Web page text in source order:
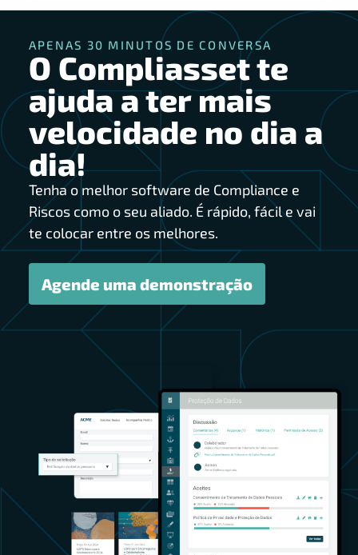
APENAS 30 MINUTOS DE CONVERSA
O Compliasset te
ajuda a ter mais
velocidade no dia a
dia!
Tenha o melhor software de Compliance e
Riscos como o seu aliado. É rápido, fácil e vai
te colocar entre os melhores.
Agende uma demonstração